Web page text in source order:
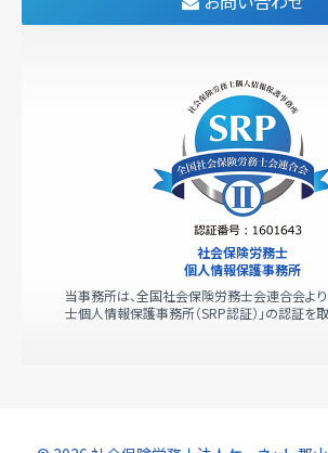
社会保険労務士
個人情報保護事務所
当事務所は、全国社会保険労務士会連合会よ
士個人情報保護事務所（SRP認証）」の認証を取